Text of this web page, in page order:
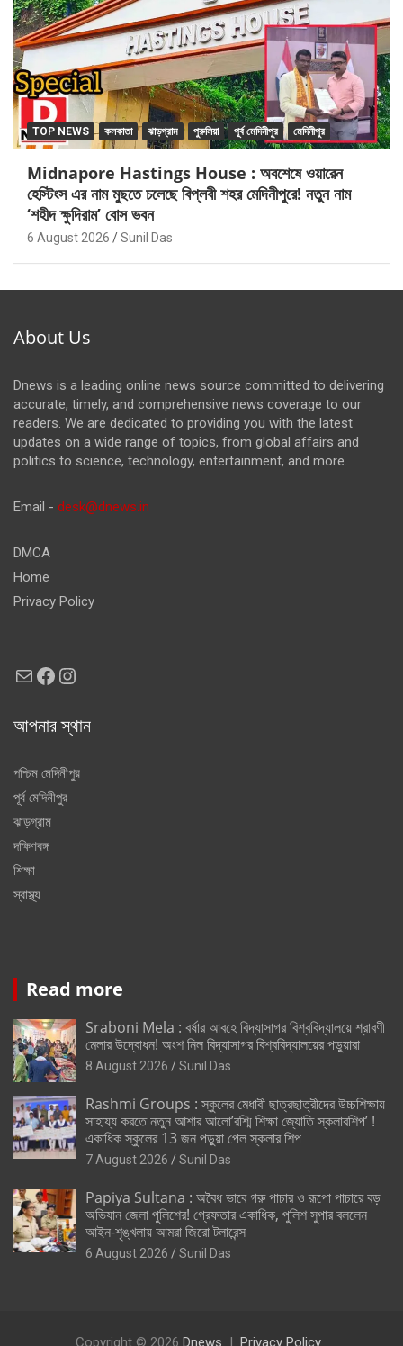
TOP NEWS কলকাতা ঝাড়গ্রাম পুরুলিয়া পূর্ব মেদিনীপুর মেদিনীপুর
Midnapore Hastings House : অবশেষে ওয়ারেন
হেস্টিংস এর নাম মুছতে চলেছে বিপ্লবী শহর মেদিনীপুরে! নতুন নাম
‘শহীদ ক্ষুদিরাম’ বোস ভবন
6 August 2026 Sunil Das
About Us
Dnews is a leading online news source committed to delivering
accurate, timely, and comprehensive news coverage to our
readers. We are dedicated to providing you with the latest
updates on a wide range of topics, from global affairs and
politics to science, technology, entertainment, and more.
Email - desk@dnews.in
DMCA
Home
Privacy Policy
MailFacebook
Instagram
আপনার স্থান
পশ্চিম মেদিনীপুর
পূর্ব মেদিনীপুর
ঝাড়গ্রাম
দক্ষিণবঙ্গ
শিক্ষা
স্বাস্থ্য
Read more
Sraboni Mela : বর্ষার আবহে বিদ্যাসাগর বিশ্ববিদ্যালয়ে শ্রাবণী
মেলার উদ্বোধন! অংশ নিল বিদ্যাসাগর বিশ্ববিদ্যালয়ের পড়ুয়ারা
8 August 2026 Sunil Das
Rashmi Groups : স্কুলের মেধাবী ছাত্রছাত্রীদের উচ্চশিক্ষায়
সাহায্য করতে নতুন আশার আলো’রশ্মি শিক্ষা জ্যোতি স্কলারশিপ’ !
একাধিক স্কুলের 13 জন পড়ুয়া পেল স্কলার শিপ
7 August 2026 Sunil Das
Papiya Sultana : অবৈধ ভাবে গরু পাচার ও রূপো পাচারে বড়
অভিযান জেলা পুলিশের! গ্রেফতার একাধিক, পুলিশ সুপার বললেন
আইন-শৃঙ্খলায় আমরা জিরো টলারেন্স
6 August 2026 Sunil Das
Copyright © 2026 Dnews Privacy Policy